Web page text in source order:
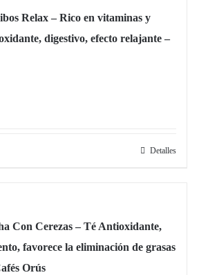
Relax – Rico en vitaminas y
digestivo, efecto relajante –
Detalles
Con Cerezas – Té Antioxidante,
favorece la eliminación de grasas
Orús